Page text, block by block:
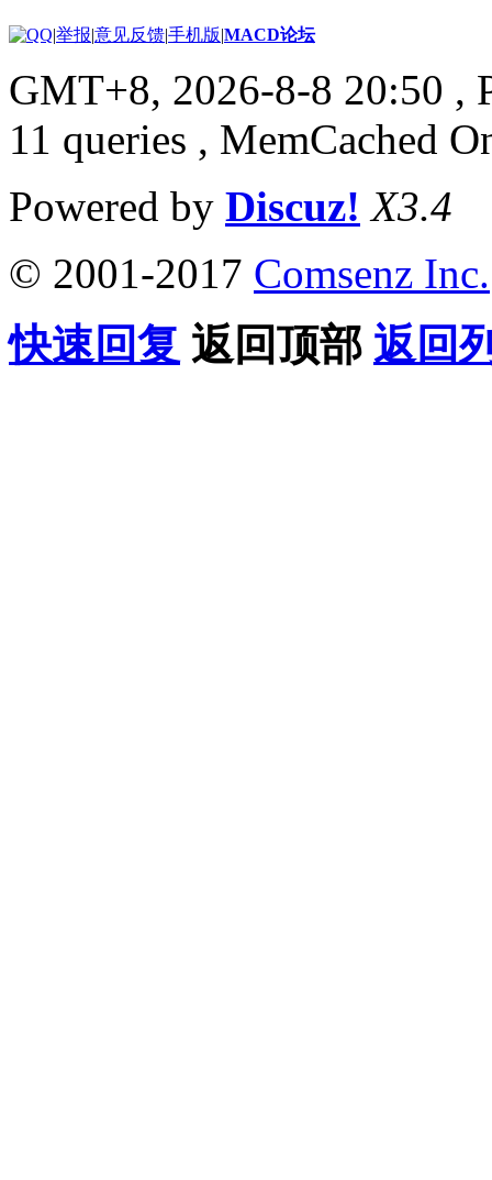
|举报|意见反馈|手机版|MACD论坛
GMT+8, 2026-8-8 20:50 ,
11 queries , MemCached
Powered by Discuz! X3.4
© 2001-2017 Comsenz Inc.
快速回复 返回顶部 返回